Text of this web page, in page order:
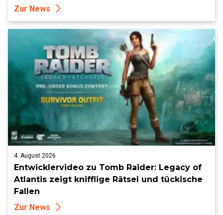
Zur News
4. August 2026
Entwicklervideo zu Tomb Raider: Legacy of
Atlantis zeigt knifflige Rätsel und tückische
Fallen
Zur News